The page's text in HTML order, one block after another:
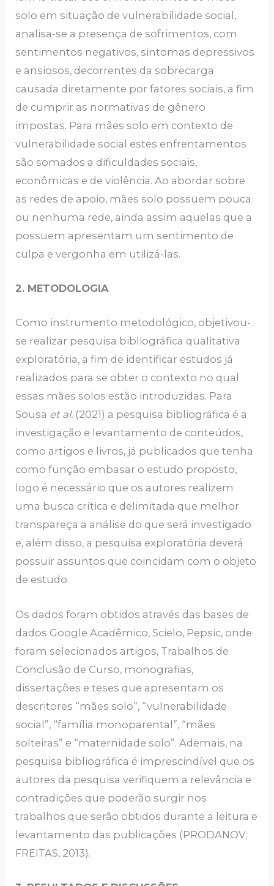
solo em situação de vulnerabilidade social,
analisa-se a presença de sofrimentos, com
sentimentos negativos, sintomas depressivos
e ansiosos, decorrentes da sobrecarga
causada diretamente por fatores sociais, a fim
de cumprir as normativas de gênero
impostas. Para mães solo em contexto de
vulnerabilidade social estes enfrentamentos
são somados a dificuldades sociais,
econômicas e de violência. Ao abordar sobre
as redes de apoio, mães solo possuem pouca
ou nenhuma rede, ainda assim aquelas que a
possuem apresentam um sentimento de
culpa e vergonha em utilizá-las.
2. METODOLOGIA
Como instrumento metodológico, objetivou-
se realizar pesquisa bibliográfica qualitativa
exploratória, a fim de identificar estudos já
realizados para se obter o contexto no qual
essas mães solos estão introduzidas. Para
Sousa et al. (2021) a pesquisa bibliográfica é a
investigação e levantamento de conteúdos,
como artigos e livros, já publicados que tenha
como função embasar o estudo proposto,
logo é necessário que os autores realizem
uma busca crítica e delimitada que melhor
transpareça a análise do que será investigado
e, além disso, a pesquisa exploratória deverá
possuir assuntos que coincidam com o objeto
de estudo.
Os dados foram obtidos através das bases de
dados Google Acadêmico, Scielo, Pepsic, onde
foram selecionados artigos, Trabalhos de
Conclusão de Curso, monografias,
dissertações e teses que apresentam os
descritores “mães solo”, “vulnerabilidade
social”, “família monoparental”, “mães
solteiras” e “maternidade solo”. Ademais, na
pesquisa bibliográfica é imprescindível que os
autores da pesquisa verifiquem a relevância e
contradições que poderão surgir nos
trabalhos que serão obtidos durante a leitura e
levantamento das publicações (PRODANOV;
FREITAS, 2013).